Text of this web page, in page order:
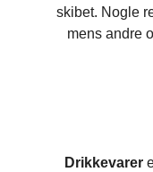
skibet. Nogle
mens andre
Drikkevarer